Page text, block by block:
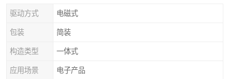
驱动方式 电磁式
包装 简装
构造类型 一体式
应用场景 电子产品